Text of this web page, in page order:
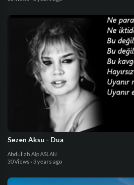
Sezen Aksu - Dua
Abdullah Alp ASLAN
30 Views · 3 years ago